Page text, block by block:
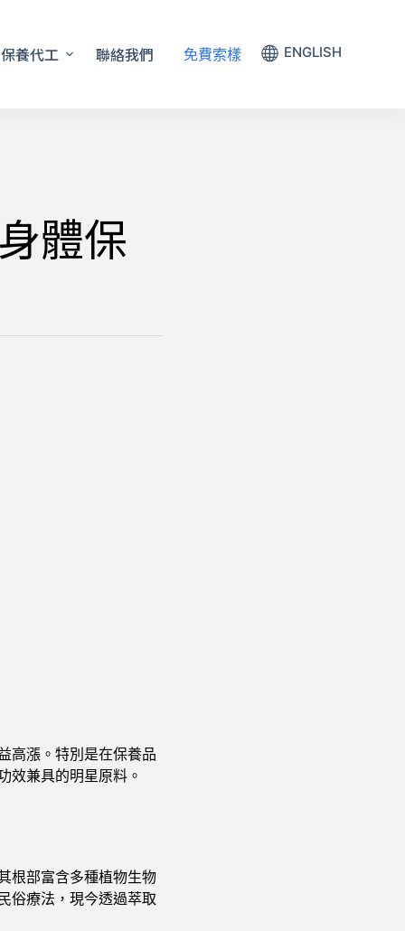
保養代工 聯絡我們 免費索樣 ENGLISH
體保
高漲。特別是在保養品
效兼具的明星原料。
根部富含多種植物生物
俗療法，現今透過萃取